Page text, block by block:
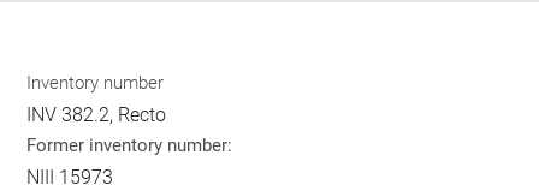
Inventory number
INV 382.2, Recto
Former inventory number:
NIII 15973